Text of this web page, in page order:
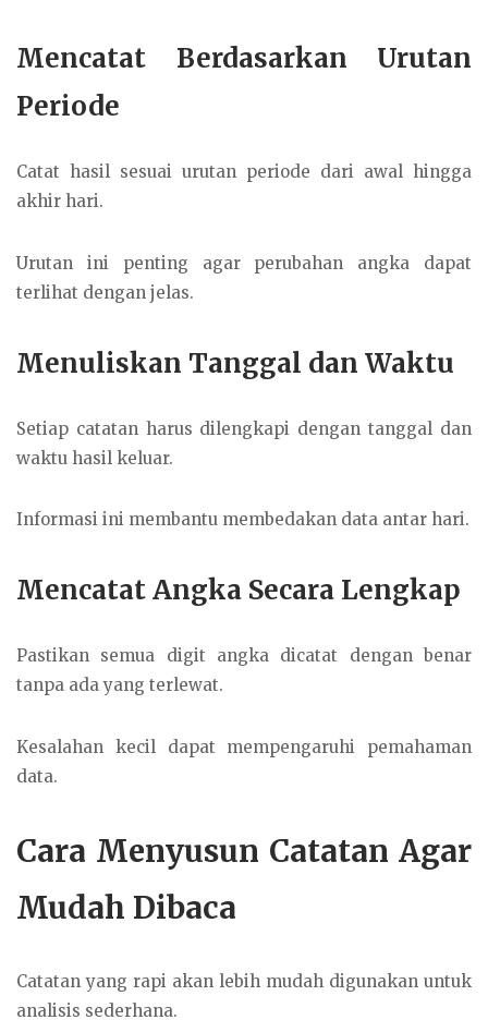
Mencatat Berdasarkan Urutan
Periode
Catat hasil sesuai urutan periode dari awal hingga
akhir hari.
Urutan ini penting agar perubahan angka dapat
terlihat dengan jelas.
Menuliskan Tanggal dan Waktu
Setiap catatan harus dilengkapi dengan tanggal dan
waktu hasil keluar.
Informasi ini membantu membedakan data antar hari.
Mencatat Angka Secara Lengkap
Pastikan semua digit angka dicatat dengan benar
tanpa ada yang terlewat.
Kesalahan kecil dapat mempengaruhi pemahaman
data.
Cara Menyusun Catatan Agar
Mudah Dibaca
Catatan yang rapi akan lebih mudah digunakan untuk
analisis sederhana.